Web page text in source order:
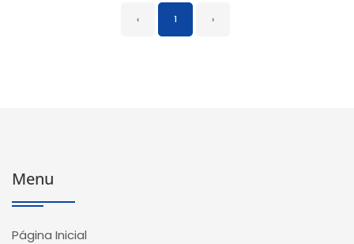
‹ 1 ›
Menu
Página Inicial